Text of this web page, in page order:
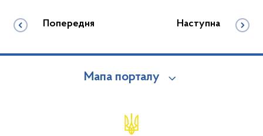
Попередня Наступна
Мапа порталу